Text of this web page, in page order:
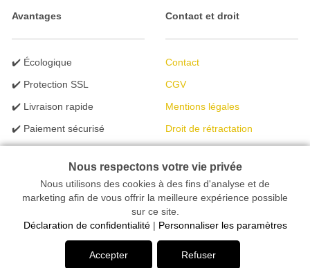
Avantages
✔️ Écologique
✔️ Protection SSL
✔️ Livraison rapide
✔️ Paiement sécurisé
✔️ Assistance rapide
Contact et droit
Contact
CGV
Mentions légales
Droit de rétractation
Élimination des piles
Règles Publicité
Votre magasin en ligne spécialisé dans l'éclairage | créé avec
Nous respectons votre vie privée
Nous utilisons des cookies à des fins d'analyse et de
marketing afin de vous offrir la meilleure expérience possible
sur ce site.
Déclaration de confidentialité| Personnaliser les paramètres
Accepter Refuser